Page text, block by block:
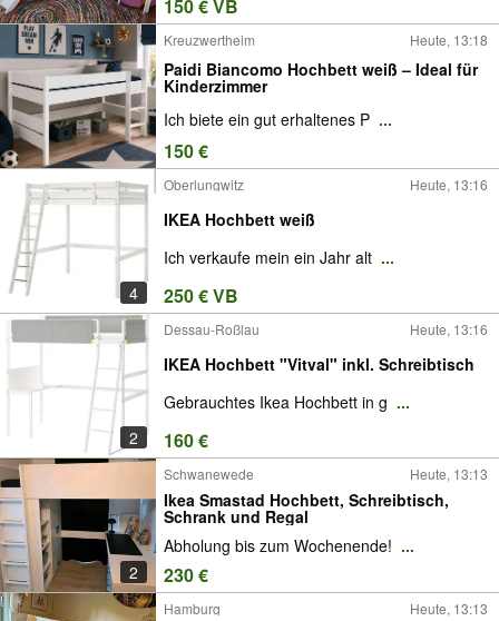
150 € VB
Kreuzwertheim Heute, 13:18
Paidi Biancomo Hochbett weiß – Ideal für
Kinderzimmer
Ich biete ein gut erhaltenes P ...
150 €
4
Oberlungwitz Heute, 13:16
IKEA Hochbett weiß
Ich verkaufe mein ein Jahr alt ...
250 € VB
2
Dessau-Roßlau Heute, 13:16
IKEA Hochbett "Vitval" inkl. Schreibtisch
Gebrauchtes Ikea Hochbett in g ...
160 €
2
Schwanewede Heute, 13:13
Ikea Smastad Hochbett, Schreibtisch,
Schrank und Regal
Abholung bis zum Wochenende! ...
230 €
Hamburg Heute, 13:13